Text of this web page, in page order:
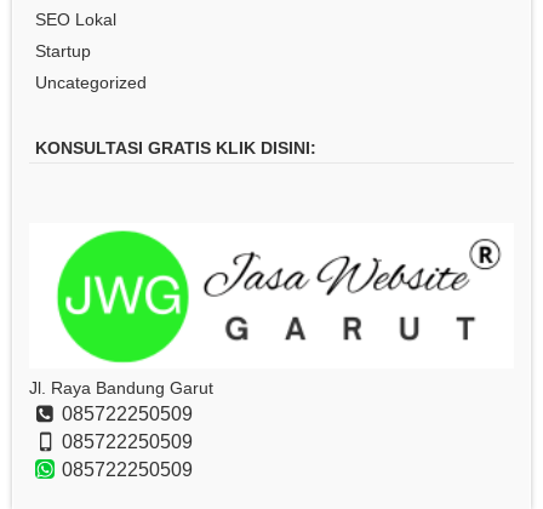
SEO Lokal
Startup
Uncategorized
KONSULTASI GRATIS KLIK DISINI:
Jl. Raya Bandung Garut
085722250509
085722250509
085722250509